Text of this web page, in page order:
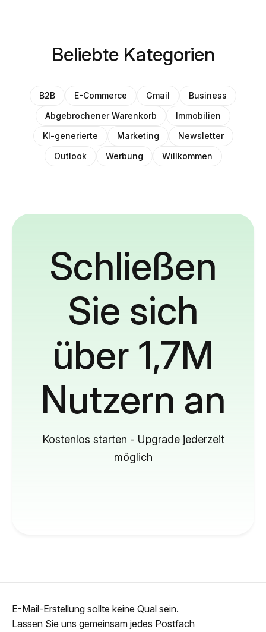
Beliebte Kategorien
B2B E-Commerce Gmail
Business
Abgebrochener Warenkorb
Immobilien
KI-generierte
Marketing
Newsletter
Outlook
Werbung Willkommen
Schließen
Sie sich
über 1,7M
Nutzern an
Kostenlos starten - Upgrade jederzeit
möglich
E-Mail-Erstellung sollte keine Qual sein.
Lassen Sie uns gemeinsam jedes Postfach